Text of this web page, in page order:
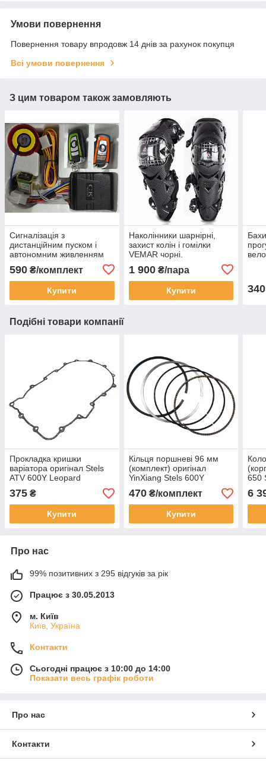
Умови повернення
Повернення товару впродовж 14 днів за рахунок покупця
Всі умови повернення
З цим товаром також замовляють
Сигналізація з
дистанційним пуском і
автономним живленням
590 ₴/комплект
Купити
Наколінники шарнірні,
захист колін і гомілки
VEMAR чорні.
1 900₴/пара
Купити 340
Подібні товари компанії
Прокладка кришки
варіатора оригінал Stels
ATV 600Y Leopard
YinXiang X600/650 OEM
150102-102-0000 196MS-
1504002 5051B025
375 ₴
Купити
Кільця поршневі 96 мм
(комплект) оригінал
YinXiang Stels 600Y
Leopard 600 ATV Quad
100402-102-0000
LU070892 LU071306
470₴/комплект
Купити
650
6
Про нас
99% позитивних з 295 відгуків за рік
Працює з 30.05.2013
м. Київ
Київ, Україна
Контакти
Сьогодні працює з 10:00 до 14:00
Показати весь графік роботи
Про нас
Контакти